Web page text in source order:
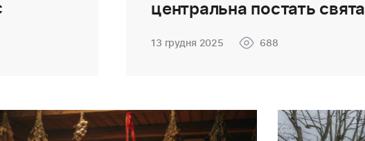
центральна постать свята
13 грудня 2025 688